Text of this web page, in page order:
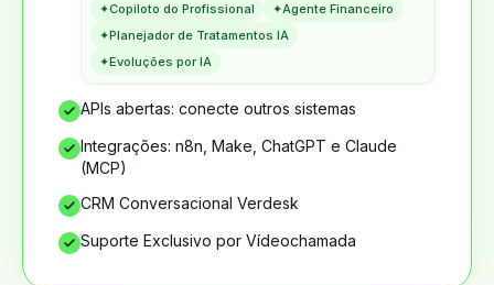
✦Copiloto do Profissional ✦Agente Financeiro
✦Planejador de Tratamentos IA
✦Evoluções por IA
APIs abertas: conecte outros sistemas
Integrações: n8n, Make, ChatGPT e Claude
(MCP)
CRM Conversacional Verdesk
Suporte Exclusivo por Vídeochamada